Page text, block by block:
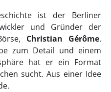
ist der Berliner
und Gründer der
Christian Gérôme.
zum Detail und einem
hat er ein Format
sucht. Aus einer Idee